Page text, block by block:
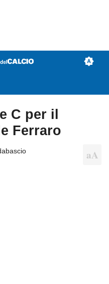
C per il
Ferraro